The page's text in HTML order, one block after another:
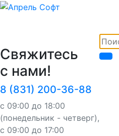
Свяжитесь
с нами!
8 (831) 200-36-88
с 09:00 до 18:00
(понедельник - четверг),
с 09:00 до 17:00